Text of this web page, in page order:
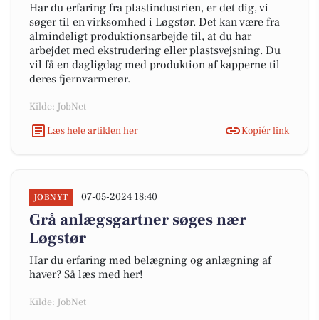
Har du erfaring fra plastindustrien, er det dig, vi
søger til en virksomhed i Løgstør. Det kan være fra
almindeligt produktionsarbejde til, at du har
arbejdet med ekstrudering eller plastsvejsning. Du
vil få en dagligdag med produktion af kapperne til
deres fjernvarmerør.
Kilde: JobNet
Læs hele artiklen her
Kopiér link
JOBNYT 07-05-2024 18:40
Grå anlægsgartner søges nær
Løgstør
Har du erfaring med belægning og anlægning af
haver? Så læs med her!
Kilde: JobNet